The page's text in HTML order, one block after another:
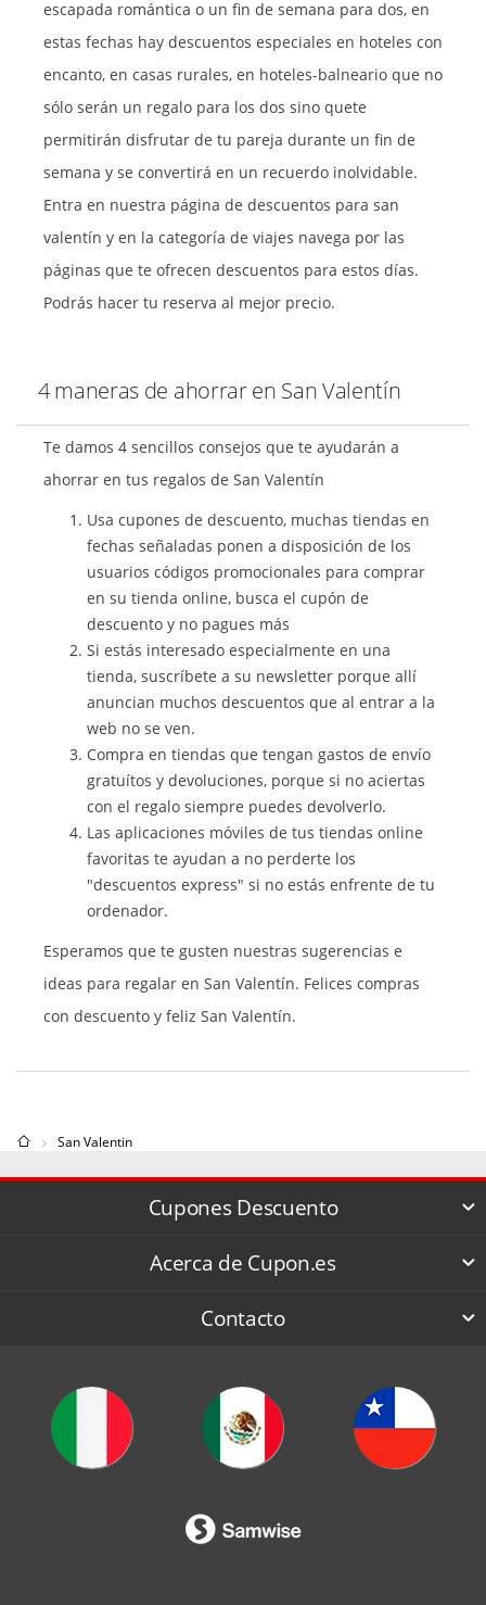
escapada romántica o un fin de semana para dos, en
estas fechas hay descuentos especiales en hoteles con
encanto, en casas rurales, en hoteles-balneario que no
sólo serán un regalo para los dos sino quete
permitirán disfrutar de tu pareja durante un fin de
semana y se convertirá en un recuerdo inolvidable.
Entra en nuestra página de descuentos para san
valentín y en la categoría de viajes navega por las
páginas que te ofrecen descuentos para estos días.
Podrás hacer tu reserva al mejor precio.
4 maneras de ahorrar en San Valentín
Te damos 4 sencillos consejos que te ayudarán a
ahorrar en tus regalos de San Valentín
Usa cupones de descuento, muchas tiendas en
fechas señaladas ponen a disposición de los
usuarios códigos promocionales para comprar
en su tienda online, busca el cupón de
descuento y no pagues más
Si estás interesado especialmente en una
tienda, suscríbete a su newsletter porque allí
anuncian muchos descuentos que al entrar a la
web no se ven.
Compra en tiendas que tengan gastos de envío
gratuítos y devoluciones, porque si no aciertas
con el regalo siempre puedes devolverlo.
Las aplicaciones móviles de tus tiendas online
favoritas te ayudan a no perderte los
"descuentos express" si no estás enfrente de tu
ordenador.
Esperamos que te gusten nuestras sugerencias e
ideas para regalar en San Valentín. Felices compras
con descuento y feliz San Valentín.
San Valentin
Cupones Descuento
Acerca de Cupon.es
Contacto